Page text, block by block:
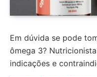
Em dúvida se pode
ômega 3?
indicações e